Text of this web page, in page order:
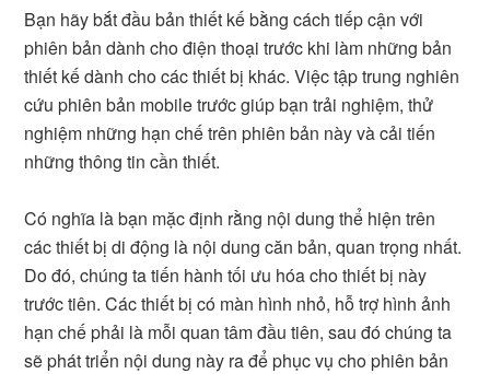
Bạn hãy bắt đầu bản thiết kế bằng cách tiếp cận với
phiên bản dành cho điện thoại trước khi làm những bản
thiết kế dành cho các thiết bị khác. Việc tập trung nghiên
cứu phiên bản mobile trước giúp bạn trải nghiệm, thử
nghiệm những hạn chế trên phiên bản này và cải tiến
những thông tin cần thiết.
Có nghĩa là bạn mặc định rằng nội dung thể hiện trên
các thiết bị di động là nội dung căn bản, quan trọng nhất.
Do đó, chúng ta tiến hành tối ưu hóa cho thiết bị này
trước tiên. Các thiết bị có màn hình nhỏ, hỗ trợ hình ảnh
hạn chế phải là mỗi quan tâm đầu tiên, sau đó chúng ta
sẽ phát triển nội dung này ra để phục vụ cho phiên bản